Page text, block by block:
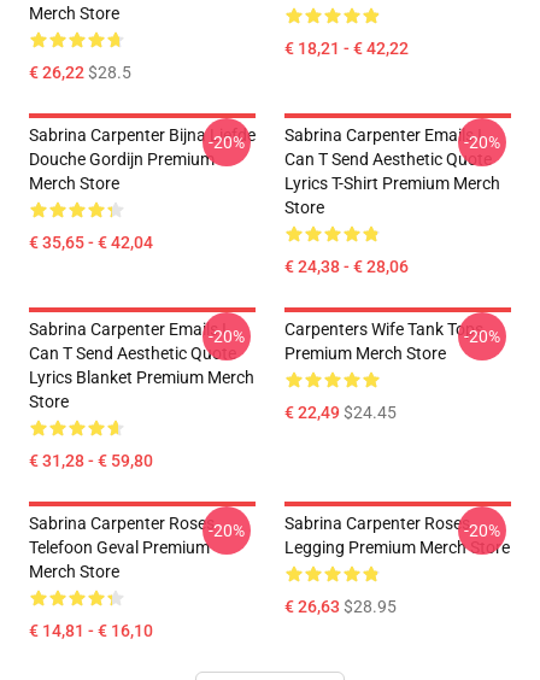
Merch Store
€ 26,22$28.5
€ 18,21 - € 42,22
Sabrina Carpenter Bijna Liefde
Douche Gordijn Premium
Merch Store
€ 35,65 - € 42,04
-20%
Sabrina Carpenter Emails I
Can T Send Aesthetic Quote
Lyrics T-Shirt Premium Merch
Store
€ 24,38 - € 28,06
-20%
Sabrina Carpenter Emails I
Can T Send Aesthetic Quote
Lyrics Blanket Premium Merch
Store
€ 31,28 - € 59,80
-20%
Carpenters Wife Tank Tops
Premium Merch Store
€ 22,49$24.45
-20%
Sabrina Carpenter Roses
Telefoon Geval Premium
Merch Store
€ 14,81 - € 16,10
-20%
Sabrina Carpenter Roses
Legging Premium Merch Store
€ 26,63 $28.95
-20%